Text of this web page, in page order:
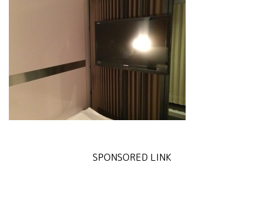
SPONSORED LINK